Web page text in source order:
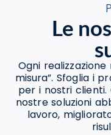
Le
Ogni
misura”. Sfoglia i
per i nostri
nostre soluzioni
lavoro,